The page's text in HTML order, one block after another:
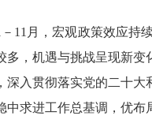
－11月，宏观政策效应持
多，机遇与挑战呈现新
深入贯彻落实党的二十
中求进工作总基调，优布